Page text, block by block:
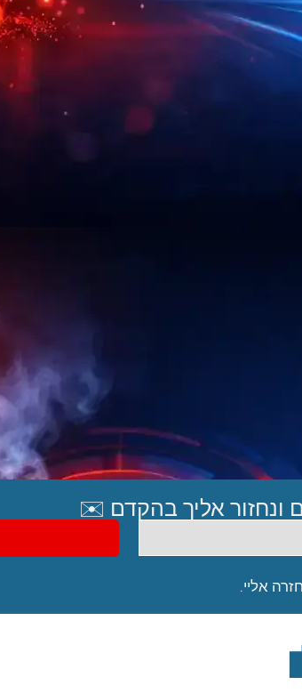
אליך בהקדם ✉️
אליי.